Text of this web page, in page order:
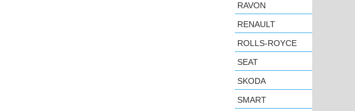
RAVON
RENAULT
ROLLS-ROYCE
SEAT
SKODA
SMART